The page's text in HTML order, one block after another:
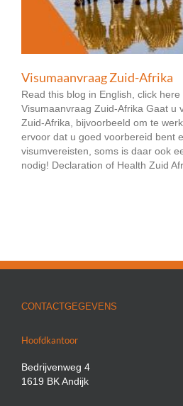
Visumaanvraag Zuid-Afrika
Read this blog in English, click
Visumaanvraag Zuid-Afrika Gaat u
Zuid-Afrika, bijvoorbeeld om te
ervoor dat u goed voorbereid bent
visumvereisten, soms is daar ook
nodig! Declaration of Health Zuid
CONTACTGEGEVENS
Hoofdkantoor
Bedrijvenweg 4
1619 BK Andijk